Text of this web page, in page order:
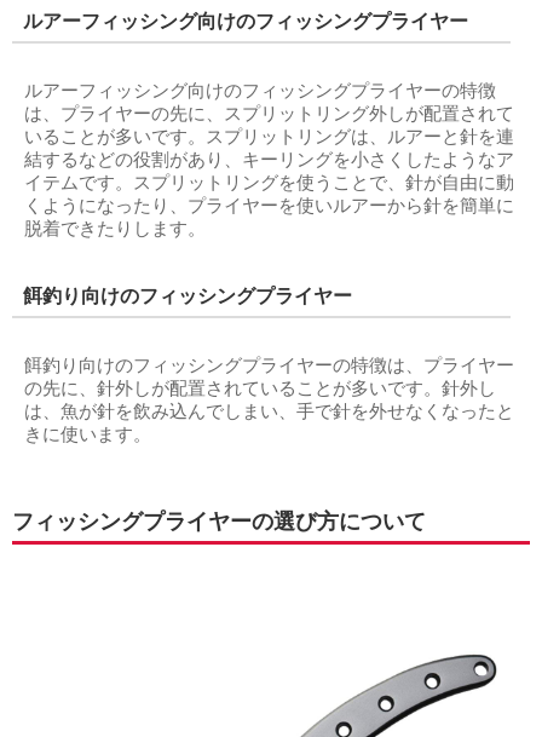
ルアーフィッシング向けのフィッシングプライヤー
ルアーフィッシング向けのフィッシングプライヤーの特徴
は、プライヤーの先に、スプリットリング外しが配置されて
いることが多いです。スプリットリングは、ルアーと針を連
結するなどの役割があり、キーリングを小さくしたようなア
イテムです。スプリットリングを使うことで、針が自由に動
くようになったり、プライヤーを使いルアーから針を簡単に
脱着できたりします。
餌釣り向けのフィッシングプライヤー
餌釣り向けのフィッシングプライヤーの特徴は、プライヤー
の先に、針外しが配置されていることが多いです。針外し
は、魚が針を飲み込んでしまい、手で針を外せなくなったと
きに使います。
フィッシングプライヤーの選び方について